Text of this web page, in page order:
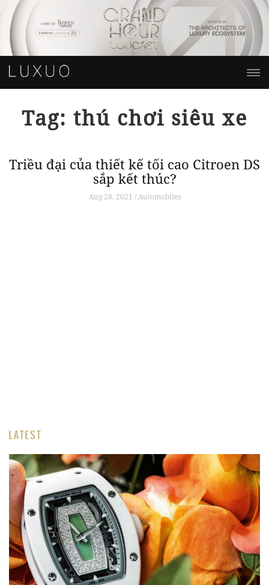
Tag: thú chơi siêu xe
Triều đại của thiết kế tối cao Citroen DS
sắp kết thúc?
Aug 28, 2021 / Automobiles
LATEST